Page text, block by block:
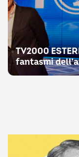
TV2000
fantasmi